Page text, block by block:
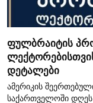
ფულბრაიტის
დეტალები
ამერიკის
საქართველოში დღეს